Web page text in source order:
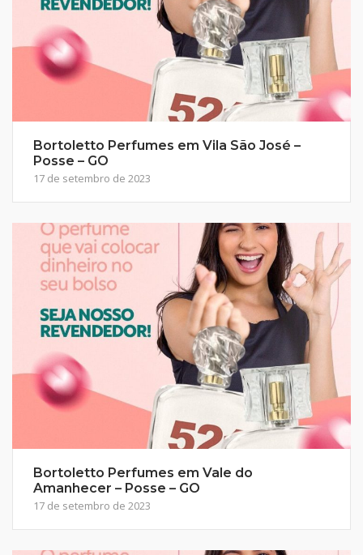
Bortoletto Perfumes em Vila São José –
Posse – GO
17 de setembro de 2023
Bortoletto Perfumes em Vale do
Amanhecer – Posse – GO
17 de setembro de 2023